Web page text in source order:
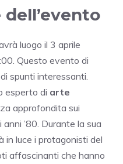
luogo il 3 aprile
Questo evento di
spunti interessanti.
esperto di arte
approfondita sui
’80. Durante la sua
in luce i protagonisti del
affascinanti che hanno